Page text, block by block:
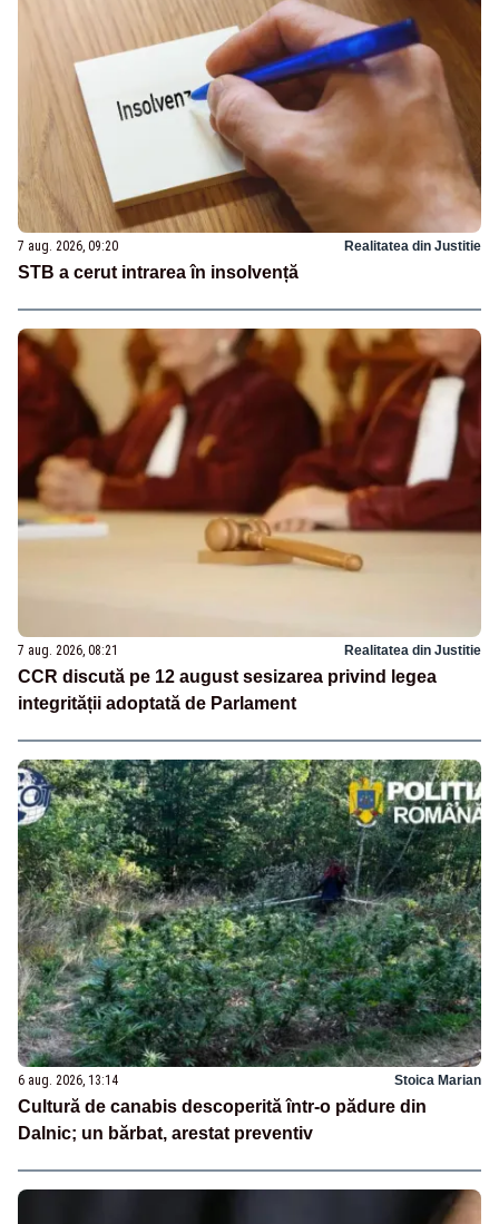
7 aug. 2026, 09:20 Realitatea din Justitie
STB a cerut intrarea în insolvență
7 aug. 2026, 08:21 Realitatea din Justitie
CCR discută pe 12 august sesizarea privind legea
integrității adoptată de Parlament
6 aug. 2026, 13:14 Stoica Marian
Cultură de canabis descoperită într-o pădure din
Dalnic; un bărbat, arestat preventiv